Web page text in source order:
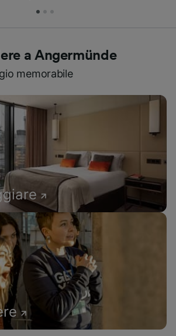
a Angermünde
memorabile